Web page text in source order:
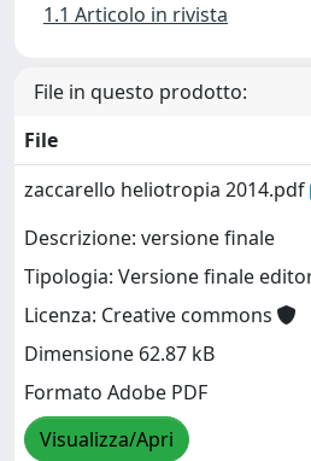
1.1 Articolo in rivista
File in questo prodotto:
File
zaccarello heliotropia 2014.pdf
Descrizione: versione finale
Tipologia: Versione finale
Licenza: Creative commons
Dimensione 62.87 kB
Formato Adobe PDF
Visualizza/Apri